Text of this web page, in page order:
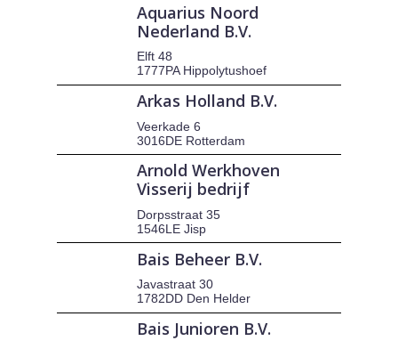
Aquarius Noord
Nederland B.V.
Elft 48
1777PA Hippolytushoef
Arkas Holland B.V.
Veerkade 6
3016DE Rotterdam
Arnold Werkhoven
Visserij bedrijf
Dorpsstraat 35
1546LE Jisp
Bais Beheer B.V.
Javastraat 30
1782DD Den Helder
Bais Junioren B.V.